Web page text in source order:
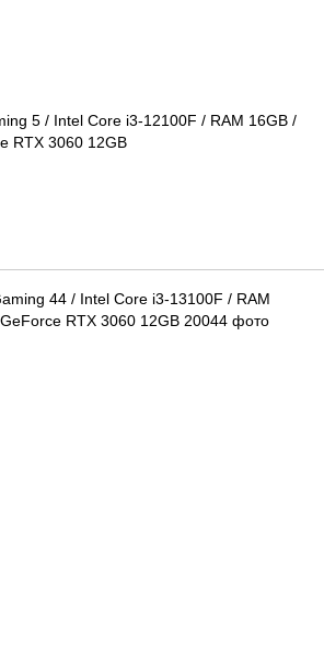
5 / Intel Core i3-12100F / RAM 16GB /
RTX 3060 12GB